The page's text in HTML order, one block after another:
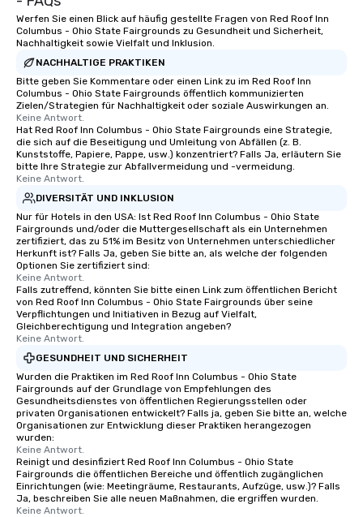
Werfen Sie einen Blick auf häufig gestellte Fragen von Red Roof Inn
Columbus - Ohio State Fairgrounds zu Gesundheit und Sicherheit,
Nachhaltigkeit sowie Vielfalt und Inklusion.
NACHHALTIGE PRAKTIKEN
Bitte geben Sie Kommentare oder einen Link zu im Red Roof Inn
Columbus - Ohio State Fairgrounds öffentlich kommunizierten
Zielen/Strategien für Nachhaltigkeit oder soziale Auswirkungen an.
Keine Antwort.
Hat Red Roof Inn Columbus - Ohio State Fairgrounds eine Strategie,
die sich auf die Beseitigung und Umleitung von Abfällen (z. B.
Kunststoffe, Papiere, Pappe, usw.) konzentriert? Falls Ja, erläutern Sie
bitte Ihre Strategie zur Abfallvermeidung und -vermeidung.
Keine Antwort.
DIVERSITÄT UND INKLUSION
Nur für Hotels in den USA: Ist Red Roof Inn Columbus - Ohio State
Fairgrounds und/oder die Muttergesellschaft als ein Unternehmen
zertifiziert, das zu 51% im Besitz von Unternehmen unterschiedlicher
Herkunft ist? Falls Ja, geben Sie bitte an, als welche der folgenden
Optionen Sie zertifiziert sind:
Keine Antwort.
Falls zutreffend, könnten Sie bitte einen Link zum öffentlichen Bericht
von Red Roof Inn Columbus - Ohio State Fairgrounds über seine
Verpflichtungen und Initiativen in Bezug auf Vielfalt,
Gleichberechtigung und Integration angeben?
Keine Antwort.
GESUNDHEIT UND SICHERHEIT
Wurden die Praktiken im Red Roof Inn Columbus - Ohio State
Fairgrounds auf der Grundlage von Empfehlungen des
Gesundheitsdienstes von öffentlichen Regierungsstellen oder
privaten Organisationen entwickelt? Falls ja, geben Sie bitte an, welche
Organisationen zur Entwicklung dieser Praktiken herangezogen
wurden:
Keine Antwort.
Reinigt und desinfiziert Red Roof Inn Columbus - Ohio State
Fairgrounds die öffentlichen Bereiche und öffentlich zugänglichen
Einrichtungen (wie: Meetingräume, Restaurants, Aufzüge, usw.)? Falls
Ja, beschreiben Sie alle neuen Maßnahmen, die ergriffen wurden.
Keine Antwort.